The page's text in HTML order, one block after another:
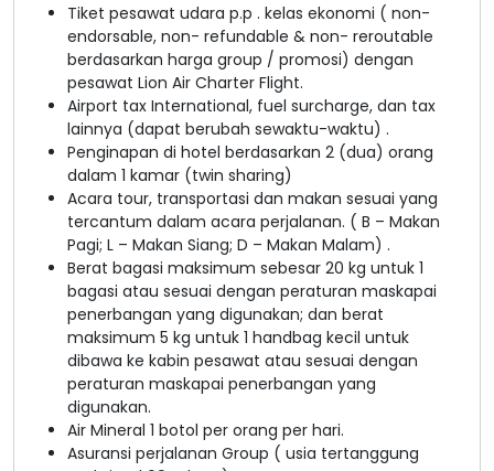
Tiket pesawat udara p.p . kelas ekonomi ( non-
endorsable, non- refundable & non- reroutable
berdasarkan harga group / promosi) dengan
pesawat Lion Air Charter Flight.
Airport tax International, fuel surcharge, dan tax
lainnya (dapat berubah sewaktu-waktu) .
Penginapan di hotel berdasarkan 2 (dua) orang
dalam 1 kamar (twin sharing)
Acara tour, transportasi dan makan sesuai yang
tercantum dalam acara perjalanan. ( B – Makan
Pagi; L – Makan Siang; D – Makan Malam) .
Berat bagasi maksimum sebesar 20 kg untuk 1
bagasi atau sesuai dengan peraturan maskapai
penerbangan yang digunakan; dan berat
maksimum 5 kg untuk 1 handbag kecil untuk
dibawa ke kabin pesawat atau sesuai dengan
peraturan maskapai penerbangan yang
digunakan.
Air Mineral 1 botol per orang per hari.
Asuransi perjalanan Group ( usia tertanggung